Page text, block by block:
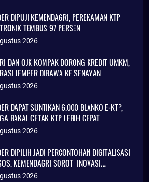
DIPUJI KEMENDAGRI, PEREKAMAN KTP
ELEKTRONIK TEMBUS 97 PERSEN
2026
DAN OJK KOMPAK DORONG KREDIT UMKM,
JEMBER DIBAWA KE SENAYAN
2026
DAPAT SUNTIKAN 6.000 BLANKO E-KTP,
BAKAL CETAK KTP LEBIH CEPAT
2026
DIPILIH JADI PERCONTOHAN DIGITALISASI
KEMENDAGRI SOROTI INOVASI
2026